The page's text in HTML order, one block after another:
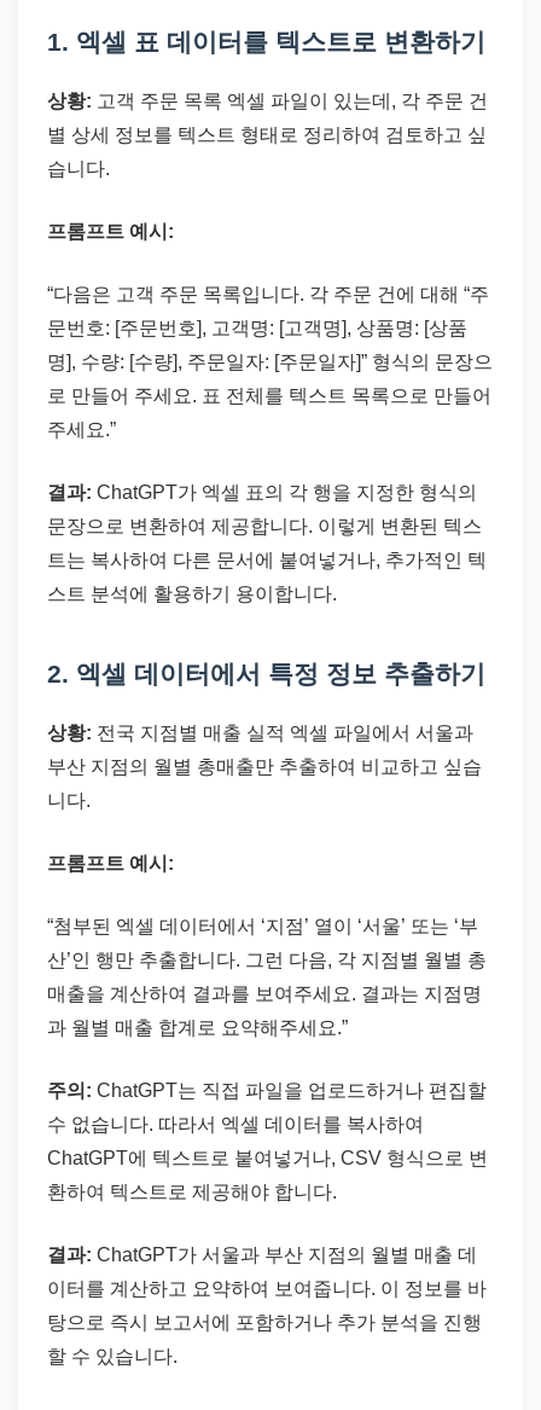
1. 엑셀 표 데이터를 텍스트로 변환하기
상황: 고객 주문 목록 엑셀 파일이 있는데, 각 주문 건
별 상세 정보를 텍스트 형태로 정리하여 검토하고 싶
습니다.
프롬프트 예시:
“다음은 고객 주문 목록입니다. 각 주문 건에 대해 “주
문번호: [주문번호], 고객명: [고객명], 상품명: [상품
명], 수량: [수량], 주문일자: [주문일자]” 형식의 문장으
로 만들어 주세요. 표 전체를 텍스트 목록으로 만들어
주세요.”
결과: ChatGPT가 엑셀 표의 각 행을 지정한 형식의
문장으로 변환하여 제공합니다. 이렇게 변환된 텍스
트는 복사하여 다른 문서에 붙여넣거나, 추가적인 텍
스트 분석에 활용하기 용이합니다.
2. 엑셀 데이터에서 특정 정보 추출하기
상황: 전국 지점별 매출 실적 엑셀 파일에서 서울과
부산 지점의 월별 총매출만 추출하여 비교하고 싶습
니다.
프롬프트 예시:
“첨부된 엑셀 데이터에서 ‘지점’ 열이 ‘서울’ 또는 ‘부
산’인 행만 추출합니다. 그런 다음, 각 지점별 월별 총
매출을 계산하여 결과를 보여주세요. 결과는 지점명
과 월별 매출 합계로 요약해주세요.”
주의: ChatGPT는 직접 파일을 업로드하거나 편집할
수 없습니다. 따라서 엑셀 데이터를 복사하여
ChatGPT에 텍스트로 붙여넣거나, CSV 형식으로 변
환하여 텍스트로 제공해야 합니다.
결과: ChatGPT가 서울과 부산 지점의 월별 매출 데
이터를 계산하고 요약하여 보여줍니다. 이 정보를 바
탕으로 즉시 보고서에 포함하거나 추가 분석을 진행
할 수 있습니다.